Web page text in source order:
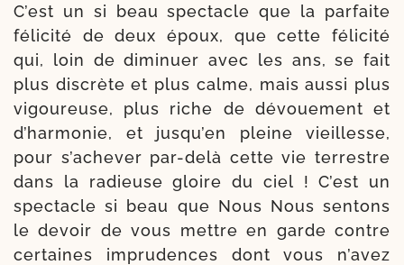
C’est un si beau spec­tacle que la par­faite
féli­ci­té de deux époux, que cette féli­ci­té
qui, loin de dimi­nuer avec les ans, se fait
plus dis­crète et plus calme, mais aus­si plus
vigou­reuse, plus riche de dévoue­ment et
d’harmonie, et jusqu’en pleine vieillesse,
pour s’achever par-​delà cette vie ter­restre
dans la radieuse gloire du ciel ! C’est un
spec­tacle si beau que Nous Nous sen­tons
le devoir de vous mettre en garde contre
cer­taines impru­dences dont vous n’avez